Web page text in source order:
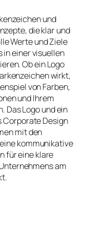
und
die klar und
Werte und Ziele
in einer visuellen
Ob ein Logo
wirkt,
von Farben,
und Ihrem
Das Logo und ein
Design
mit den
kommunikative
für eine klare
am